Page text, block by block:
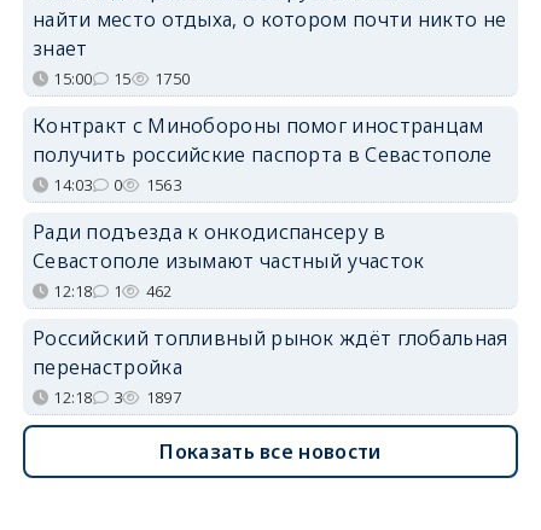
найти место отдыха, о котором почти никто не
знает
15:00 15 1750
Контракт с Минобороны помог иностранцам
получить российские паспорта в Севастополе
14:03 0 1563
Ради подъезда к онкодиспансеру в
Севастополе изымают частный участок
12:18 1 462
Российский топливный рынок ждёт глобальная
перенастройка
12:18 3 1897
Показать все новости